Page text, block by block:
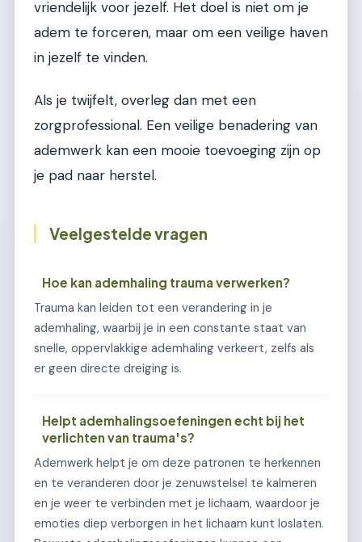
vriendelijk voor jezelf. Het doel is niet om je
adem te forceren, maar om een veilige haven
in jezelf te vinden.
Als je twijfelt, overleg dan met een
zorgprofessional. Een veilige benadering van
ademwerk kan een mooie toevoeging zijn op
je pad naar herstel.
Veelgestelde vragen
Hoe kan ademhaling trauma verwerken?
Trauma kan leiden tot een verandering in je
ademhaling, waarbij je in een constante staat van
snelle, oppervlakkige ademhaling verkeert, zelfs als
er geen directe dreiging is.
Helpt ademhalingsoefeningen echt bij het
verlichten van trauma's?
Ademwerk helpt je om deze patronen te herkennen
en te veranderen door je zenuwstelsel te kalmeren
en je weer te verbinden met je lichaam, waardoor je
emoties diep verborgen in het lichaam kunt loslaten.